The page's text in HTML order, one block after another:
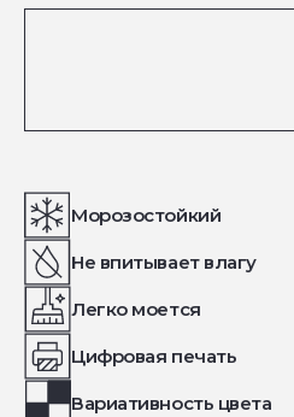
Морозостойкий
Не впитывает влагу
Легко моется
Цифровая печать
Вариативность цвета